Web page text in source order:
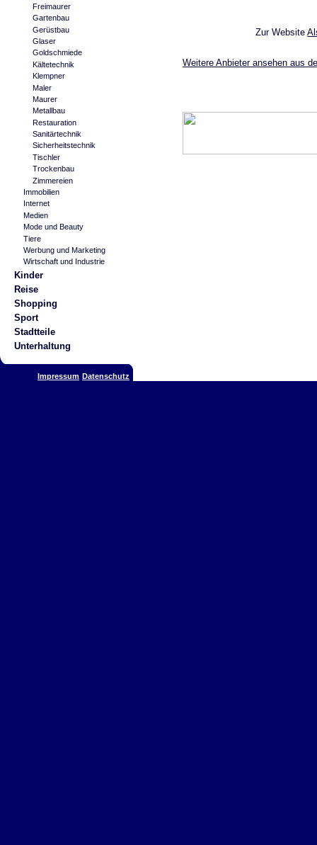
Freimaurer
Gartenbau
Gerüstbau
Glaser
Goldschmiede
Kältetechnik
Klempner
Maler
Maurer
Metallbau
Restauration
Sanitärtechnik
Sicherheitstechnik
Tischler
Trockenbau
Zimmereien
Immobilien
Internet
Medien
Mode und Beauty
Tiere
Werbung und Marketing
Wirtschaft und Industrie
Kinder
Reise
Shopping
Sport
Stadtteile
Unterhaltung
Impressum Datenschutz
Zur Website
Weitere Anbieter ansehen aus